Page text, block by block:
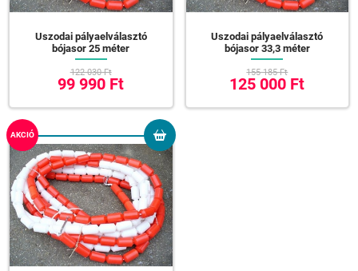
Uszodai pályaelválasztó
bójasor 25 méter
122 030 Ft
99 990 Ft
Uszodai pályaelválasztó
bójasor 33,3 méter
155 185 Ft
125 000 Ft
AKCIÓ